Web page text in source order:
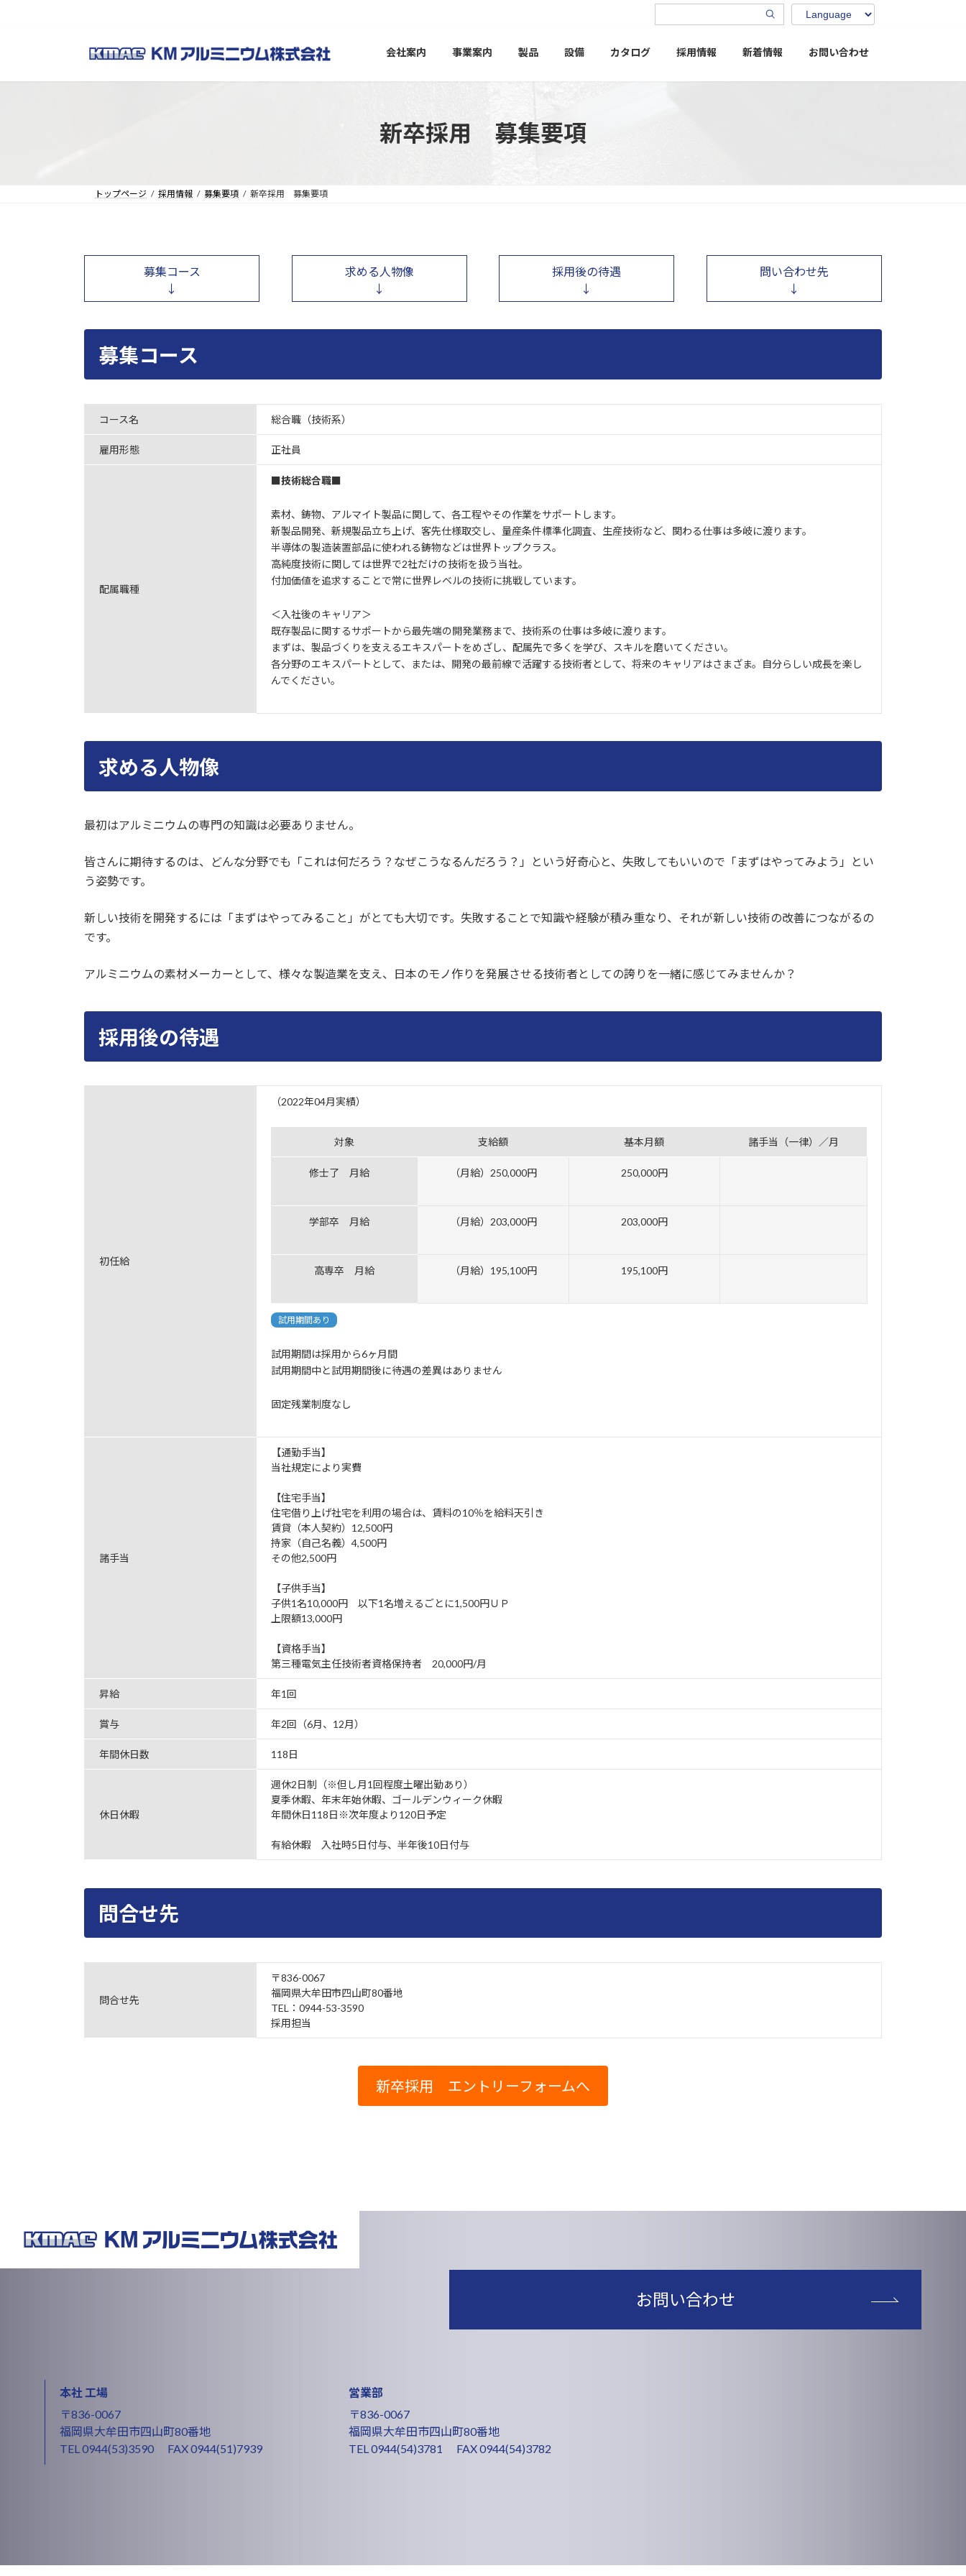
キ
に
会社案内 事業案内 製品 設備 カタログ 採用情報 新着情報 お問い合わせ
新卒採用 募集要項
トップページ 採用情報 募集要項 新卒採用 募集要項
募集コース
↓
求める人物像
↓
採用後の待遇
↓
問い合わせ先
↓
募集コース
コース名 総合職（技術系）
雇用形態 正社員
配属職種
■技術総合職■
素材、鋳物、アルマイト製品に関して、各工程やその作業をサポートします。
新製品開発、新規製品立ち上げ、客先仕様取交し、量産条件標準化調査、生産技術など、関わる仕事は多岐に渡ります。
半導体の製造装置部品に使われる鋳物などは世界トップクラス。
高純度技術に関しては世界で2社だけの技術を扱う当社。
付加価値を追求することで常に世界レベルの技術に挑戦しています。
＜入社後のキャリア＞
既存製品に関するサポートから最先端の開発業務まで、技術系の仕事は多岐に渡ります。
まずは、製品づくりを支えるエキスパートをめざし、配属先で多くを学び、スキルを磨いてください。
各分野のエキスパートとして、または、開発の最前線で活躍する技術者として、将来のキャリアはさまざま。自分らしい成長を楽し
んでください。
求める人物像
最初はアルミニウムの専門の知識は必要ありません。
皆さんに期待するのは、どんな分野でも「これは何だろう？なぜこうなるんだろう？」という好奇心と、失敗してもいいので「まずはやってみよう」とい
う姿勢です。
新しい技術を開発するには「まずはやってみること」がとても大切です。失敗することで知識や経験が積み重なり、それが新しい技術の改善につながるの
です。
アルミニウムの素材メーカーとして、様々な製造業を支え、日本のモノ作りを発展させる技術者としての誇りを一緒に感じてみませんか？
採用後の待遇
初任給
（2022年04月実績）
対象 支給額 基本月額 諸手当（一律）／月
修士了 月給 （月給）250,000円 250,000円
学部卒 月給 （月給）203,000円 203,000円
高専卒 月給 （月給）195,100円 195,100円
試用期間あり
試用期間は採用から6ヶ月間
試用期間中と試用期間後に待遇の差異はありません
固定残業制度なし
諸手当
【通勤手当】
当社規定により実費
【住宅手当】
住宅借り上げ社宅を利用の場合は、賃料の10％を給料天引き
賃貸（本人契約）12,500円
持家（自己名義）4,500円
その他2,500円
【子供手当】
子供1名10,000円 以下1名増えるごとに1,500円ＵＰ
上限額13,000円
【資格手当】
第三種電気主任技術者資格保持者 20,000円/月
昇給 年1回
賞与 年2回（6月、12月）
年間休日数 118日
休日休暇
週休2日制（※但し月1回程度土曜出勤あり）
夏季休暇、年末年始休暇、ゴールデンウィーク休暇
年間休日118日※次年度より120日予定
有給休暇 入社時5日付与、半年後10日付与
問合せ先
問合せ先
〒836-0067
福岡県大牟田市四山町80番地
TEL：0944-53-3590
採用担当
新卒採用 エントリーフォームへ
お問い合わせ
本社 工場
〒836-0067
福岡県大牟田市四山町80番地
TEL0944(53)3590 FAX 0944(51)7939
営業部
〒836-0067
福岡県大牟田市四山町80番地
TEL0944(54)3781 FAX 0944(54)3782